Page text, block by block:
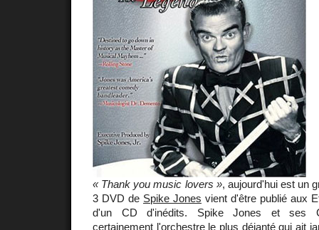
« Thank you music lovers », aujourd'hui est un
3 DVD de Spike Jones vient d'être publié aux
d'un CD d'inédits. Spike Jones et ses
certainement l'orchestre le plus déjanté qui ait